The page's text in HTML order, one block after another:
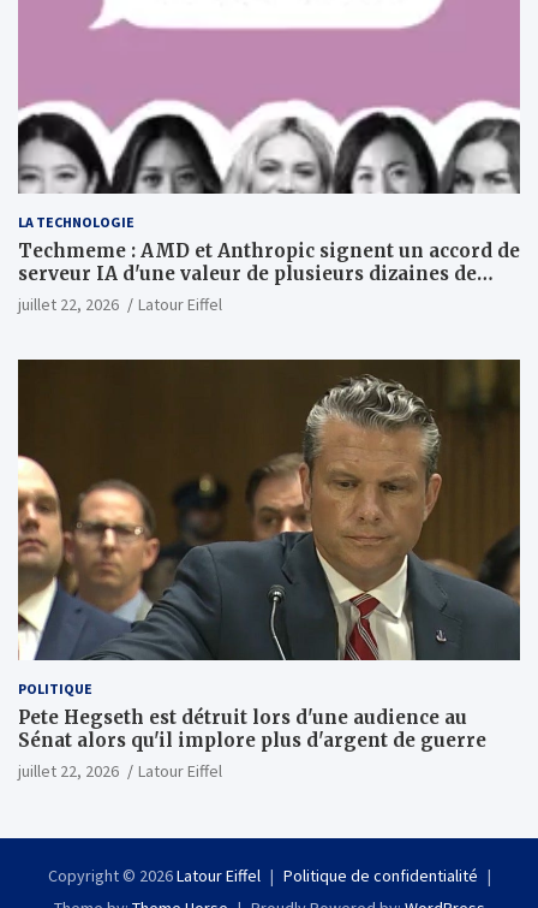
LA TECHNOLOGIE
Techmeme : AMD et Anthropic signent un accord de
serveur IA d'une valeur de plusieurs dizaines de
milliards ; Anthropic achètera jusqu'à 2 GW de puces
MI450 à partir du premier semestre 2027 et AMD
(Wall Street Journal)
juillet 22, 2026 Latour Eiffel
POLITIQUE
Pete Hegseth est détruit lors d'une audience au
Sénat alors qu'il implore plus d'argent de guerre
juillet 22, 2026 Latour Eiffel
Copyright © 2026Latour Eiffel
Politique de confidentialité